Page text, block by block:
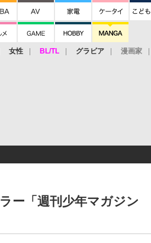
女性 BL/TL グラビア 漫画家
ー「週刊少年マガジン